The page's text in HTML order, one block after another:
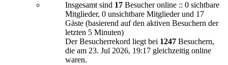
Insgesamt sind 17 Besucher online :: 0 sichtbare
Mitglieder, 0 unsichtbare Mitglieder und 17
Gäste (basierend auf den aktiven Besuchern der
letzten 5 Minuten)
Der Besucherrekord liegt bei 1247 Besuchern,
die am 23. Jul 2026, 19:17 gleichzeitig online
waren.